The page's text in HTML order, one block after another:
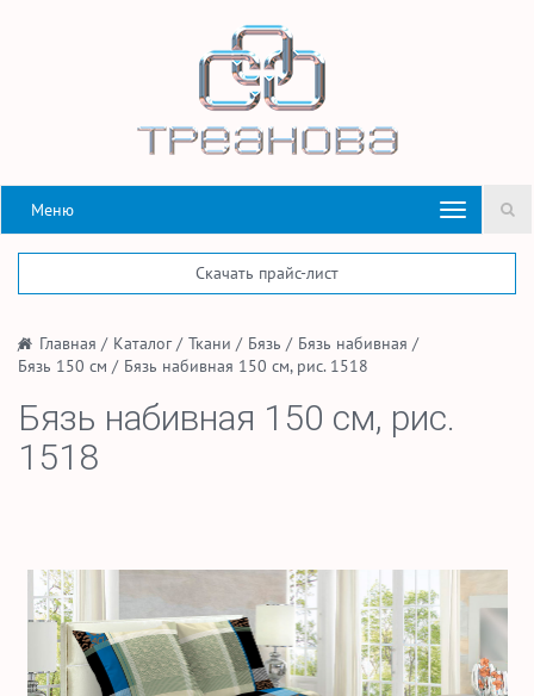
Меню
Скачать прайс-лист
/ Главная / Каталог/ Ткани / Бязь / Бязь набивная /
Бязь 150 см / Бязь набивная 150 см, рис. 1518
Бязь набивная 150 см, рис.
1518